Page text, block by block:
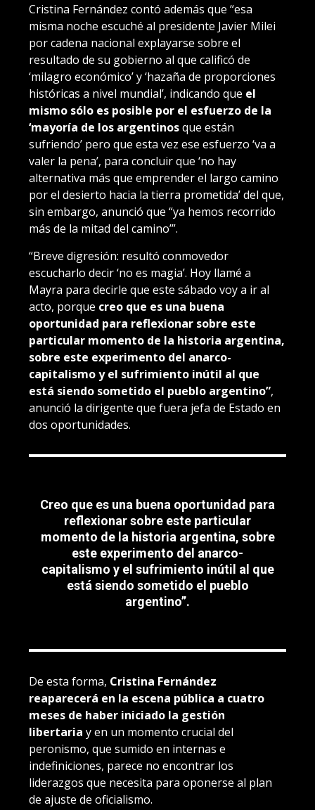
Cristina Fernández contó además que “esa
misma noche escuché al presidente Javier Milei
por cadena nacional explayarse sobre el
resultado de su gobierno al que calificó de
‘milagro económico’ y ‘hazaña de proporciones
históricas a nivel mundial’, indicando que el
mismo sólo es posible por el esfuerzo de la
‘mayoría de los argentinosque están
sufriendo’ pero que esta vez ese esfuerzo ‘va a
valer la pena’, para concluir que ‘no hay
alternativa más que emprender el largo camino
por el desierto hacia la tierra prometida’ del que,
sin embargo, anunció que “ya hemos recorrido
más de la mitad del camino’”.
“Breve digresión: resultó conmovedor
escucharlo decir ‘no es magia’. Hoy llamé a
Mayra para decirle que este sábado voy a ir al
acto, porque creo que es una buena
oportunidad para reflexionar sobre este
particular momento de la historia argentina,
sobre este experimento del anarco-
capitalismo y el sufrimiento inútil al que
está siendo sometido el pueblo argentino”,
anunció la dirigente que fuera jefa de Estado en
dos oportunidades.
Creo que es una buena oportunidad para
reflexionar sobre este particular
momento de la historia argentina, sobre
este experimento del anarco-
capitalismo y el sufrimiento inútil al que
está siendo sometido el pueblo
argentino”.
De esta forma, Cristina Fernández
reaparecerá en la escena pública a cuatro
meses de haber iniciado la gestión
libertaria y en un momento crucial del
peronismo, que sumido en internas e
indefiniciones, parece no encontrar los
liderazgos que necesita para oponerse al plan
de ajuste de oficialismo.